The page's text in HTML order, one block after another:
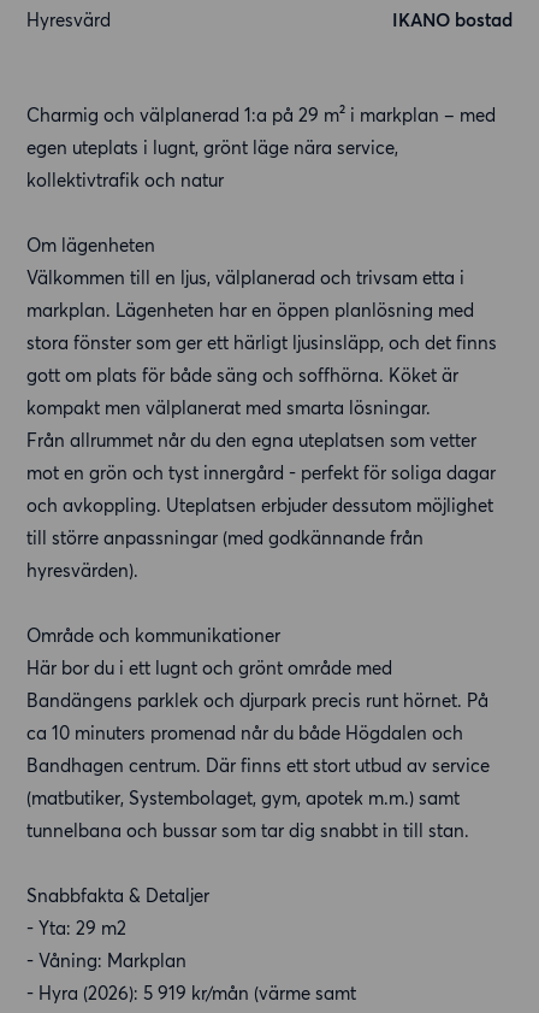
Hyresvärd
IKANO bostad
Charmig och välplanerad 1:a på 29 m² i markplan – med
egen uteplats i lugnt, grönt läge nära service,
kollektivtrafik och natur
Om lägenheten
Välkommen till en ljus, välplanerad och trivsam etta i
markplan. Lägenheten har en öppen planlösning med
stora fönster som ger ett härligt ljusinsläpp, och det finns
gott om plats för både säng och soffhörna. Köket är
kompakt men välplanerat med smarta lösningar.
Från allrummet når du den egna uteplatsen som vetter
mot en grön och tyst innergård - perfekt för soliga dagar
och avkoppling. Uteplatsen erbjuder dessutom möjlighet
till större anpassningar (med godkännande från
hyresvärden).
Område och kommunikationer
Här bor du i ett lugnt och grönt område med
Bandängens parklek och djurpark precis runt hörnet. På
ca 10 minuters promenad når du både Högdalen och
Bandhagen centrum. Där finns ett stort utbud av service
(matbutiker, Systembolaget, gym, apotek m.m.) samt
tunnelbana och bussar som tar dig snabbt in till stan.
Snabbfakta & Detaljer
- Yta: 29 m2
- Våning: Markplan
- Hyra (2026): 5 919 kr/mån (värme samt